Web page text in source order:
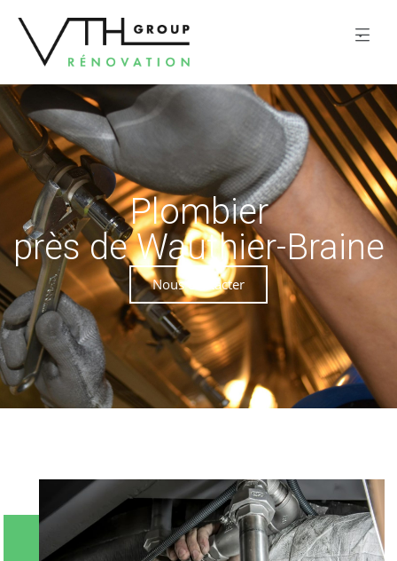
Plombier
près de Wauthier-Braine
Nous contacter